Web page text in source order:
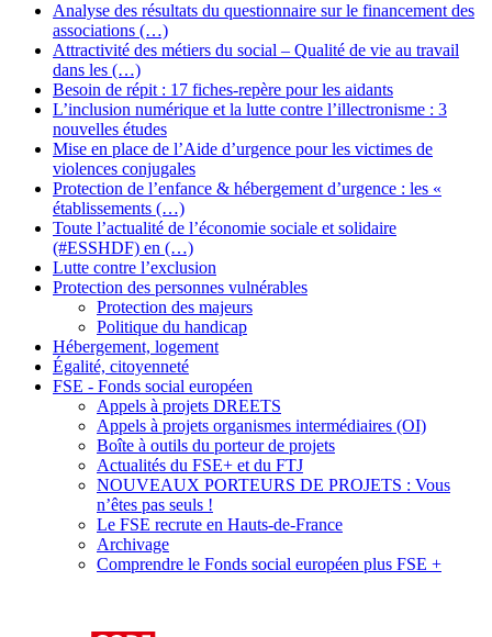
Analyse des résultats du questionnaire sur le financement des
associations (…)
Attractivité des métiers du social – Qualité de vie au travail
dans les (…)
Besoin de répit : 17 fiches-repère pour les aidants
L’inclusion numérique et la lutte contre l’illectronisme : 3
nouvelles études
Mise en place de l’Aide d’urgence pour les victimes de
violences conjugales
Protection de l’enfance & hébergement d’urgence : les «
établissements (…)
Toute l’actualité de l’économie sociale et solidaire
(#ESSHDF) en (…)
Lutte contre l’exclusion
Protection des personnes vulnérables
Protection des majeurs
Politique du handicap
Hébergement, logement
Égalité, citoyenneté
FSE - Fonds social européen
Appels à projets DREETS
Appels à projets organismes intermédiaires (OI)
Boîte à outils du porteur de projets
Actualités du FSE+ et du FTJ
NOUVEAUX PORTEURS DE PROJETS : Vous
n’êtes pas seuls !
Le FSE recrute en Hauts-de-France
Archivage
Comprendre le Fonds social européen plus FSE +